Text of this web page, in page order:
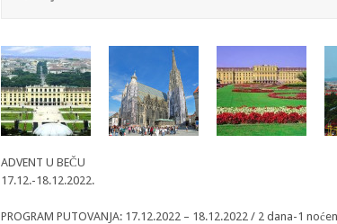
ADVENT U BEČU
17.12.-18.12.2022.
PROGRAM PUTOVANJA: 17.12.2022 – 18.12.2022 / 2 dana-1